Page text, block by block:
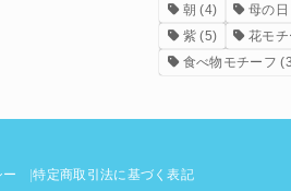
朝 (4) 母の日
紫 (5) 花モチ
食べ物モチーフ
特定商取引法に基づく表記